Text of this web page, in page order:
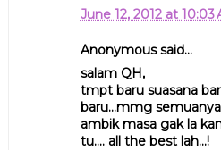
June 12, 2012 at 10:03
Anonymous said...
salam QH,
tmpt baru suasana
baru...mmg
ambik masa gak la
tu.... all the best lah...!